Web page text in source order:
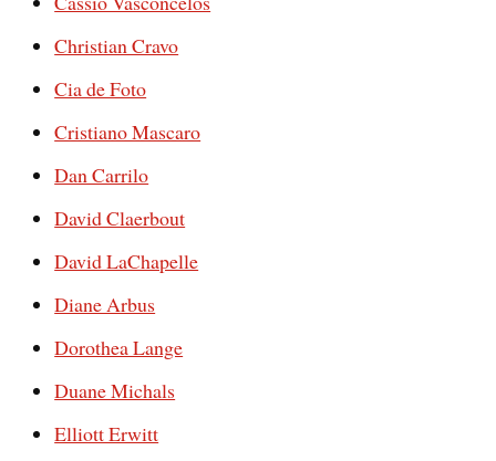
Christian Cravo
Cia de Foto
Cristiano Mascaro
Dan Carrilo
David Claerbout
David LaChapelle
Diane Arbus
Dorothea Lange
Duane Michals
Elliott Erwitt